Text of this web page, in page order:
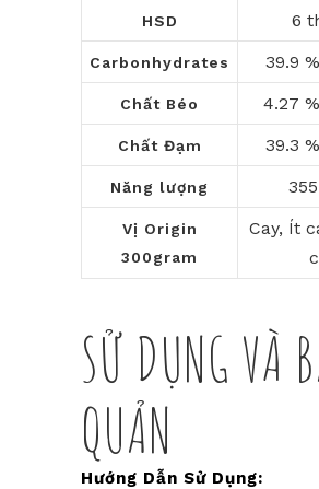
HSD 6
Carbonhydrates 39.9
Chất Béo 4.27
Chất Đạm 39.3
Năng lượng
Vị Origin
300gram
Cay, Ít
SỬ DỤNG VÀ
QUẢN
Hướng Dẫn Sử Dụng: